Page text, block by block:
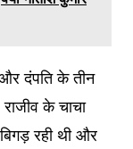
दंपति के तीन
के चाचा
रही थी और